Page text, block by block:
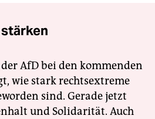
AfD bei den kommenden
wie stark rechtsextreme
sind. Gerade jetzt
und Solidarität. Auch